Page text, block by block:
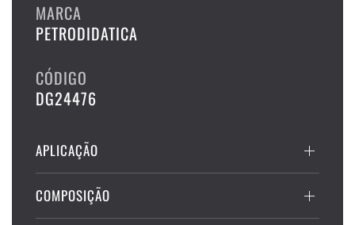
MARCA
PETRODIDATICA
CÓDIGO
DG24476
APLICAÇÃO
COMPOSIÇÃO